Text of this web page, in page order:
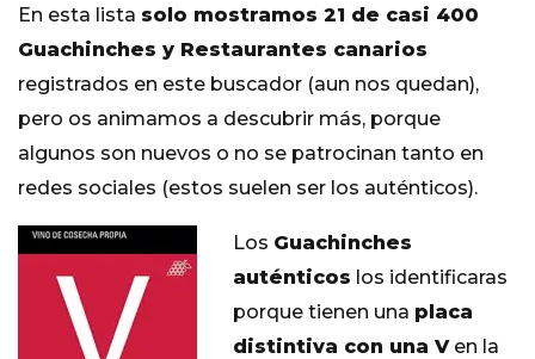
En esta lista solo mostramos 21 de casi 400
Guachinches y Restaurantes canarios
registrados en este buscador (aun nos quedan),
pero os animamos a descubrir más, porque
algunos son nuevos o no se patrocinan tanto en
redes sociales (estos suelen ser los auténticos).
Los Guachinches
auténticos los identificaras
porque tienen una placa
distintiva con una Ven la